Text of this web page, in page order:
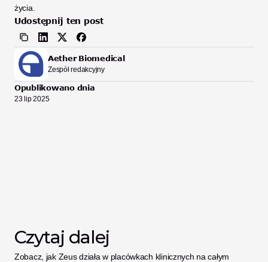
życia.
Udostępnij ten post
Aether Biomedical
Zespół redakcyjny
Opublikowano dnia
23 lip 2025
Czytaj dalej
Zobacz, jak Zeus działa w placówkach klinicznych na całym